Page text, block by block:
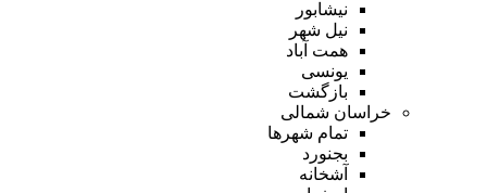
نیشابور
نیل شهر
همت آباد
یونسی
بازگشت
خراسان شمالی
تمام شهر‌ها
بجنورد
آشخانه